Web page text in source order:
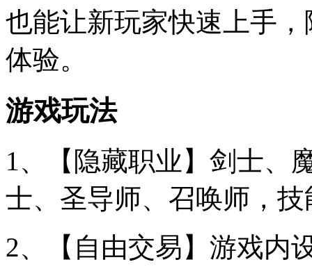
也能让新玩家快速上手
体验。
游戏玩法
1、【隐藏职业】剑士、
士、圣导师、召唤师，
2、【自由交易】游戏内